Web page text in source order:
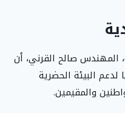
صالح القرني، أن
البيئة الحضرية
والمقيمين.